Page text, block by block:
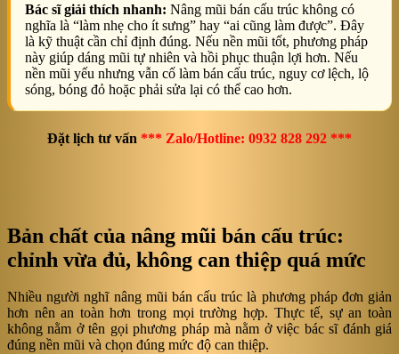
Bác sĩ giải thích nhanh: Nâng mũi bán cấu trúc không có
nghĩa là “làm nhẹ cho ít sưng” hay “ai cũng làm được”. Đây
là kỹ thuật cần chỉ định đúng. Nếu nền mũi tốt, phương pháp
này giúp dáng mũi tự nhiên và hồi phục thuận lợi hơn. Nếu
nền mũi yếu nhưng vẫn cố làm bán cấu trúc, nguy cơ lệch, lộ
sóng, bóng đỏ hoặc phải sửa lại có thể cao hơn.
Đặt lịch tư vấn *** Zalo/Hotline: 0932 828 292 ***
Bản chất của nâng mũi bán cấu trúc:
chỉnh vừa đủ, không can thiệp quá mức
Nhiều người nghĩ nâng mũi bán cấu trúc là phương pháp đơn giản
hơn nên an toàn hơn trong mọi trường hợp. Thực tế, sự an toàn
không nằm ở tên gọi phương pháp mà nằm ở việc bác sĩ đánh giá
đúng nền mũi và chọn đúng mức độ can thiệp.